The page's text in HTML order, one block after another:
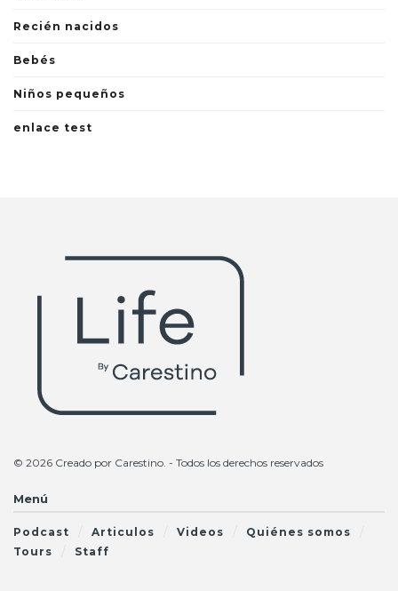
Recién nacidos
Bebés
Niños pequeños
enlace test
© 2026 Creado por Carestino . - Todos los derechos reservados
Menú
Podcast Articulos Videos
Quiénes somos
Tours
Staff